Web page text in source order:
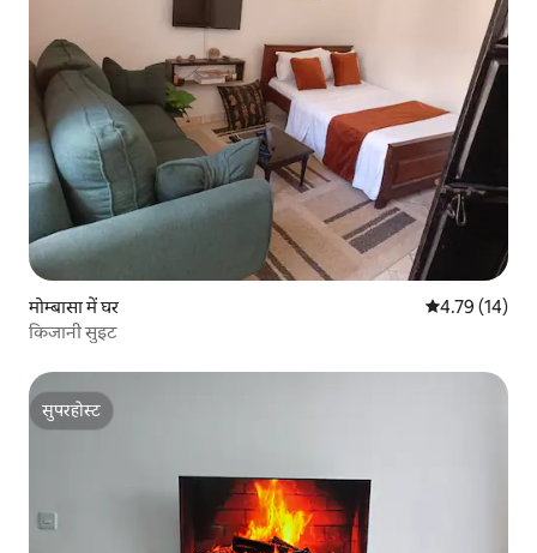
मोम्बासा में घर औसत रेटिंग 5 में
4.79 (14)
किजानी सुइट
सुपरहोस्ट
सुपरहोस्ट